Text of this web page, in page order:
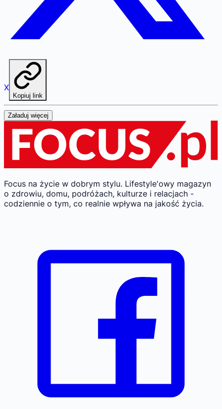
X
Kopiuj link
Załaduj więcej
Focus na życie w dobrym stylu. Lifestyle'owy magazyn
o zdrowiu, domu, podróżach, kulturze i relacjach -
codziennie o tym, co realnie wpływa na jakość życia.